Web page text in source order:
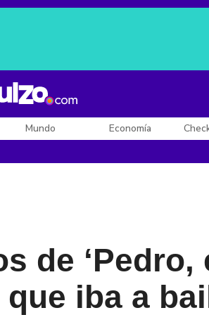
Mundo Economía
de ‘Pedro,
que iba a